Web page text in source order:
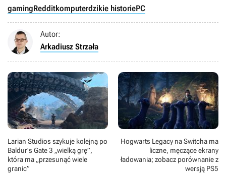
gamingRedditkomputerdzikie historiePC
Autor:
Arkadiusz Strzała
Larian Studios szykuje kolejną po
Baldur's Gate 3 „wielką grę”,
która ma „przesunąć wiele
granic”
Hogwarts Legacy na Switcha ma
liczne, męczące ekrany
ładowania; zobacz porównanie z
wersją PS5